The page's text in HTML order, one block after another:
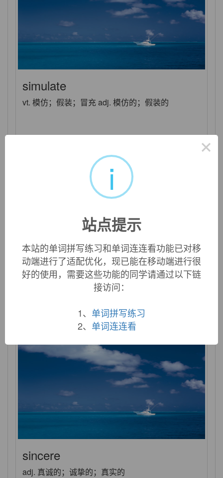
simulate
vt. 模仿；假装；冒充 adj. 模仿的；假装的
simultaneous
adj. 同时的；联立的；同时发生的 n. 同时译员
sincere
adj. 真诚的；诚挚的；真实的
×
i
站点提示
本站的单词拼写练习和单词连连看功能已对移
动端进行了适配优化，现已能在移动端进行很
好的使用，需要这些功能的同学请通过以下链
接访问：
1、 单词拼写练习
2、 单词连连看